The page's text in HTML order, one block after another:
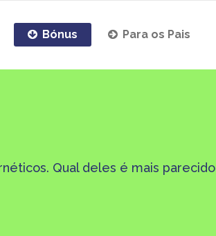
Bónus Para os Pais
Qual deles é mais parecido